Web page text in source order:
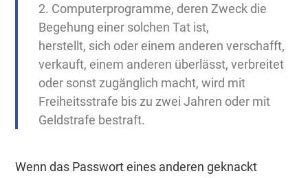
2. Computerprogramme, deren Zweck die
Begehung einer solchen Tat ist,
herstellt, sich oder einem anderen verschafft,
verkauft, einem anderen überlässt, verbreitet
oder sonst zugänglich macht, wird mit
Freiheitsstrafe bis zu zwei Jahren oder mit
Geldstrafe bestraft.
Wenn das Passwort eines anderen geknackt